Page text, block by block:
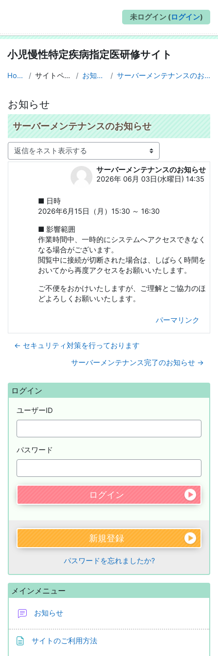
未ログイン (ログイン)
小児慢性特定疾病指定医研修サイト
Home サイトページ お知らせ サーバーメンテナンスのお知らせ
お知らせ
サーバーメンテナンスのお知らせ
表示モード
サーバーメンテナンスのお知らせ
2026年 06月 03日(水曜日) 14:35
返信数: 0
■ 日時
2026年6月15日（月）15:30 ～ 16:30
■ 影響範囲
作業時間中、一時的にシステムへアクセスできなく
なる場合がございます。
閲覧中に接続が切断された場合は、しばらく時間を
おいてから再度アクセスをお願いいたします。
ご不便をおかけいたしますが、ご理解とご協力のほ
どよろしくお願いいたします。
パーマリンク
← セキュリティ対策を行っております
サーバーメンテナンス完了のお知らせ →
ブロック
ログイン をスキップする
ログイン
ユーザーID
パスワード
新規登録
パスワードを忘れましたか?
メインメニュー をスキップする
メインメニュー
お知らせ
サイトのご利用方法ページ